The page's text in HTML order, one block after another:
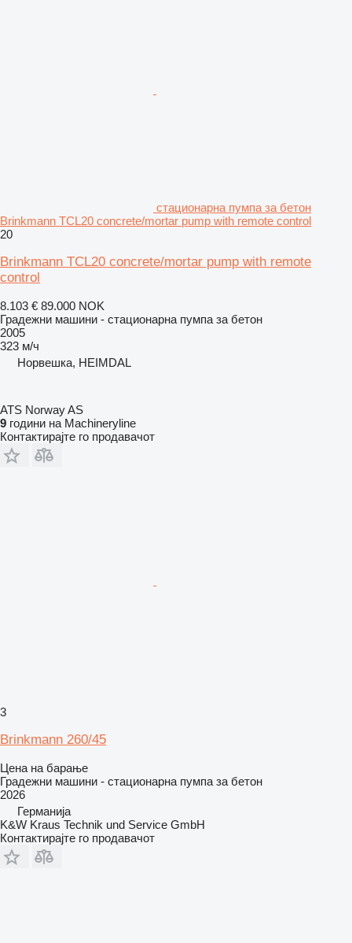
стационарна пумпа за бетон
Brinkmann TCL20 concrete/mortar pump with remote control
20
Brinkmann TCL20 concrete/mortar pump with remote
control
8.103 € 89.000 NOK
Градежни машини - стационарна пумпа за бетон
2005
323 м/ч
Норвешка, HEIMDAL
ATS Norway AS
9 години на Machineryline
Контактирајте го продавачот
3
Brinkmann 260/45
Цена на барање
Градежни машини - стационарна пумпа за бетон
2026
Германија
K&W Kraus Technik und Service GmbH
Контактирајте го продавачот